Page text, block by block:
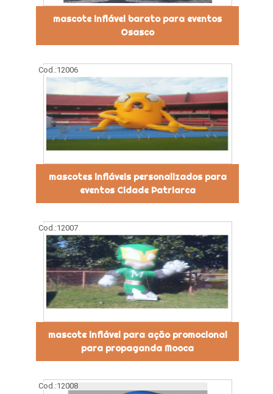
mascote inflável barato para eventos
Osasco
Cod.:12006
mascotes infláveis personalizados para
eventos Cidade Patriarca
Cod.:12007
mascote inflável para ação promocional
para propaganda Mooca
Cod.:12008